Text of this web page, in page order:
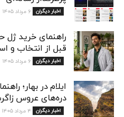
اخبار دیگران ۶ مرداد ۱۴۰۵
راهنمای خرید ژل
قبل از انتخاب و
اخبار دیگران ۶ مرداد ۱۴۰۵
ایلام در بهار؛
دره‌های عروس
اخبار دیگران ۴ مرداد ۱۴۰۵